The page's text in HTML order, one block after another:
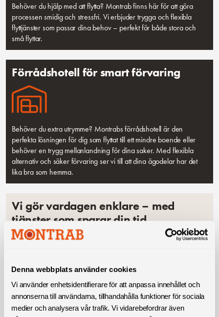
Denna webbplats använder cookies
Vi använder enhetsidentifierare för att anpassa innehållet och
annonserna till användarna, tillhandahålla funktioner för sociala
medier och analysera vår trafik. Vi vidarebefordrar även
Behöver du hjälp med att flytta? Montrab finns här för att göra
processen smidig och stressfri. Vi erbjuder trygga och flexibla
flyttjänster som passar dina behov – perfekt för både stora och
små flyttar.
Förrådshotell för smart förvaring
Behöver du extra utrymme? Montrabs förrådshotell är den
perfekta lösningen för dig som flyttat till ett mindre boende eller
behöver en trygg mellanlandning för dina saker. Med flexibla
alternativ och säker förvaring ser vi till att dina ägodelar har det
lika bra som hemma.
Vi gör vardagen enklare – med
tjänster som sparar din tid
Rutavdrag – gör det enklare
och billigare!